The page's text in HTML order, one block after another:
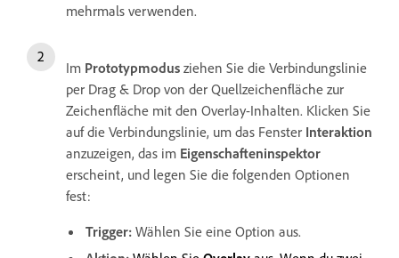
mehrmals verwenden.
Im Prototypmodus ziehen Sie die Verbindungslinie
per Drag & Drop von der Quellzeichenfläche zur
Zeichenfläche mit den Overlay-Inhalten. Klicken Sie
auf die Verbindungslinie, um das Fenster Interaktion
anzuzeigen, das im Eigenschafteninspektor
erscheint, und legen Sie die folgenden Optionen
fest:
Trigger: Wählen Sie eine Option aus.